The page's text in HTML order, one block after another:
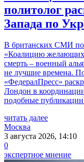
политолог
Запада по
В британских СМИ
«Коалицию
смерть – военный
не лучшие времена.
«ФедералПресс»
Лондон в
подобные
читать далее
Москва
3 августа 2026, 14:10
0
экспертное мнение